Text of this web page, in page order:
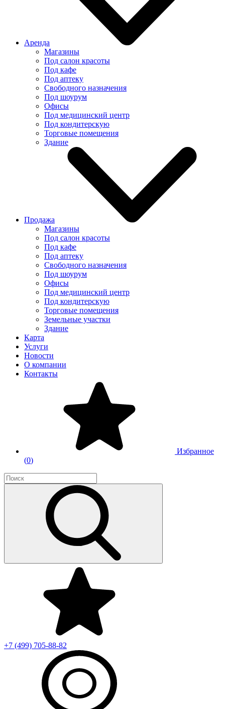
Аренда
Магазины
Под салон красоты
Под кафе
Под аптеку
Свободного назначения
Под шоурум
Офисы
Под медицинский центр
Под кондитерскую
Торговые помещения
Здание
Продажа
Магазины
Под салон красоты
Под кафе
Под аптеку
Свободного назначения
Под шоурум
Офисы
Под медицинский центр
Под кондитерскую
Торговые помещения
Земельные участки
Здание
Карта
Услуги
Новости
О компании
Контакты
Избранное
(0)
+7 (499) 705-88-82